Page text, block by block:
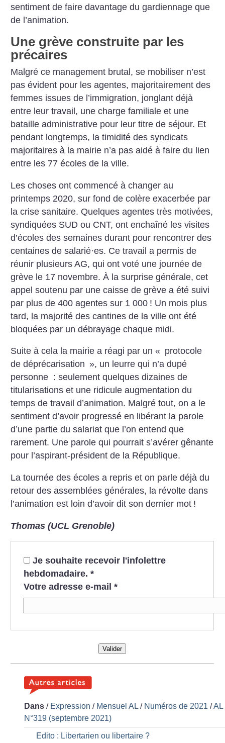
sentiment de faire davantage du gardiennage que
de l’animation.
Une grève construite par les
précaires
Malgré ce management brutal, se mobiliser n’est
pas évident pour les agentes, majoritairement des
femmes issues de l’immigration, jonglant déjà
entre leur travail, une charge familiale et une
bataille administrative pour leur titre de séjour. Et
pendant longtemps, la timidité des syndicats
majoritaires à la mairie n’a pas aidé à faire du lien
entre les 77 écoles de la ville.
Les choses ont commencé à changer au
printemps 2020, sur fond de colère exacerbée par
la crise sanitaire. Quelques agentes très motivées,
syndiquées SUD ou CNT, ont enchaîné les visites
d’écoles des semaines durant pour rencontrer des
centaines de salarié·es. Ce travail a permis de
réunir plusieurs AG, qui ont voté une journée de
grève le 17 novembre. À la surprise générale, cet
appel soutenu par une caisse de grève a été suivi
par plus de 400 agentes sur 1 000 ! Un mois plus
tard, la majorité des cantines de la ville ont été
bloquées par un débrayage chaque midi.
Suite à cela la mairie a réagi par un « protocole
de déprécarisation », un leurre qui n’a dupé
personne : seulement quelques dizaines de
titularisations et une ridicule augmentation du
temps de travail d’animation. Malgré tout, on a le
sentiment d’avoir progressé en libérant la parole
d’une partie du salariat que l’on entend que
rarement. Une parole qui pourrait s’avérer gênante
pour l’aspirant-président de la République.
La tournée des écoles a repris et on parle déjà du
retour des assemblées générales, la révolte dans
l’animation est loin d’avoir dit son dernier mot !
Thomas (UCL Grenoble)
Je souhaite recevoir l'infolettre
hebdomadaire. *
Votre adresse e-mail *
Valider
Dans / Expression / Mensuel AL / Numéros de 2021 /AL
N°319 (septembre 2021)
Edito : Libertarien ou libertaire ?